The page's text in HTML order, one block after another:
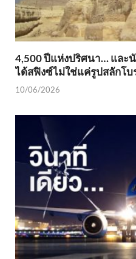
4,500 ปีแห่งปริศนา… และ
ได้สฟิงซ์ไม่ใช่แค่รูปสลักโ
10/06/2026